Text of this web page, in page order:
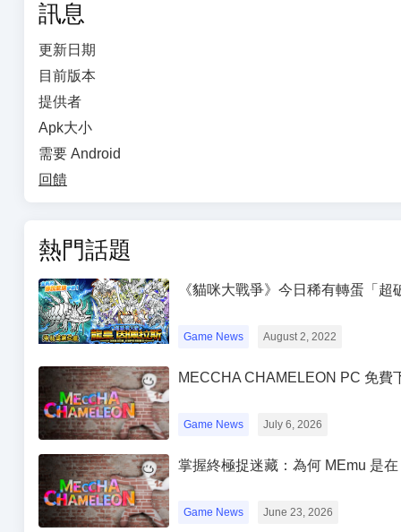
訊息
更新日期
目前版本
提供者
Apk大小
需要 Android
回饋
熱門話題
《貓咪大戰爭》今日稀有轉蛋「
Game News August 2, 2022
MECCHA CHAMELEON PC 免費
Game News July 6, 2026
掌握終極捉迷藏：為何 MEmu 是
Game News June 23, 2026